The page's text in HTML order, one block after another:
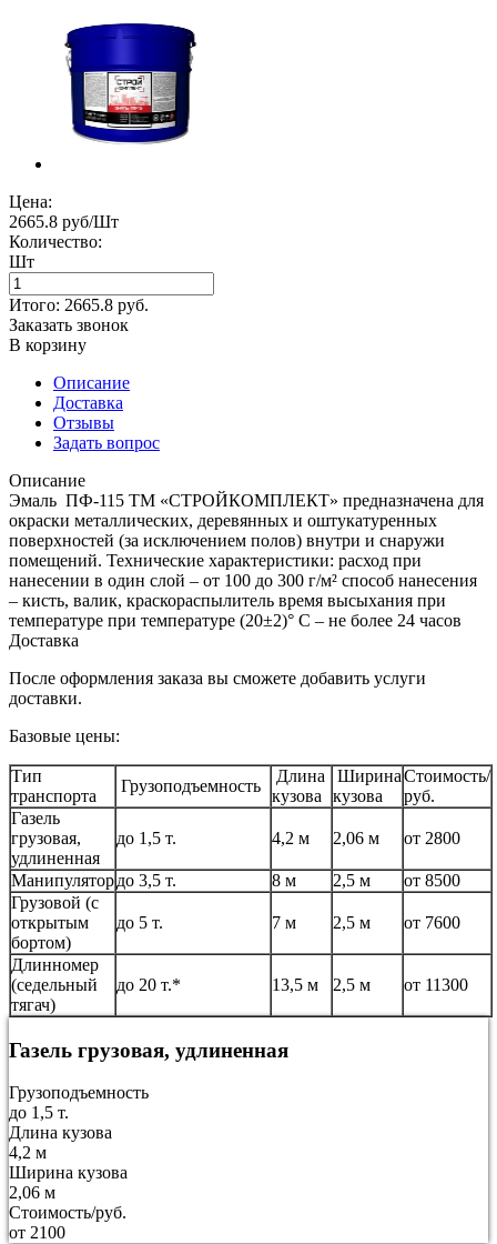
Цена:
2665.8 руб/Шт
Количество:
Шт
Итого: 2665.8 руб.
Заказать звонок
В корзину
Описание
Доставка
Отзывы
Задать вопрос
Описание
Эмаль ПФ-115 ТМ «СТРОЙКОМПЛЕКТ» предназначена для
окраски металлических, деревянных и оштукатуренных
поверхностей (за исключением полов) внутри и снаружи
помещений. Технические характеристики: расход при
нанесении в один слой – от 100 до 300 г/м² способ нанесения
– кисть, валик, краскораспылитель время высыхания при
температуре при температуре (20±2)° С – не более 24 часов
Доставка
После оформления заказа вы сможете добавить услуги
доставки.
Базовые цены:
Тип
транспорта
Грузоподъемность
Длина
кузова
Ширина
кузова
Стоимость/
руб.
Газель
грузовая,
удлиненная
до 1,5 т. 4,2 м 2,06 м от 2800
Манипулятордо 3,5 т. 8 м 2,5 м
от 8500
Грузовой (с
открытым
бортом)
до 5 т. 7 м 2,5 м от 7600
Длинномер
(седельный
тягач)
до 20 т.* 13,5 м 2,5 м от 11300
Газель грузовая, удлиненная
Грузоподъемность
до 1,5 т.
Длина кузова
4,2 м
Ширина кузова
2,06 м
Стоимость/руб.
от 2100